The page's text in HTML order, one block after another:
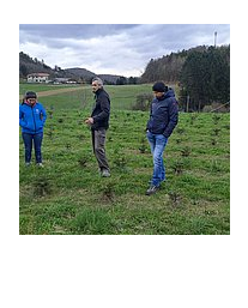
Impressum
Kontakt
Kunst & Kultur
Handwerk, Wissenschaft
Soziales,
Identität
Gleichberechtigung,
Integration
Mobilität &
Klimawandel,